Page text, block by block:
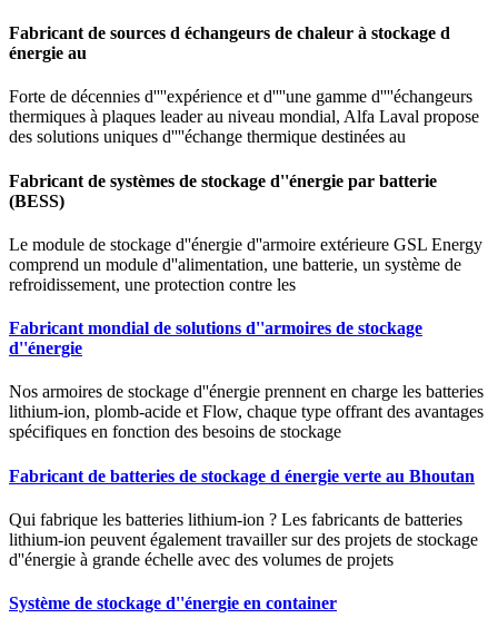
Fabricant de sources d échangeurs de chaleur à stockage d
énergie au
Forte de décennies d''''expérience et d''''une gamme d''''échangeurs
thermiques à plaques leader au niveau mondial, Alfa Laval propose
des solutions uniques d''''échange thermique destinées au
Fabricant de systèmes de stockage d''énergie par batterie
(BESS)
Le module de stockage d''énergie d''armoire extérieure GSL Energy
comprend un module d''alimentation, une batterie, un système de
refroidissement, une protection contre les
Fabricant mondial de solutions d''armoires de stockage
d''énergie
Nos armoires de stockage d''énergie prennent en charge les batteries
lithium-ion, plomb-acide et Flow, chaque type offrant des avantages
spécifiques en fonction des besoins de stockage
Fabricant de batteries de stockage d énergie verte au Bhoutan
Qui fabrique les batteries lithium-ion ? Les fabricants de batteries
lithium-ion peuvent également travailler sur des projets de stockage
d''énergie à grande échelle avec des volumes de projets
Système de stockage d''énergie en container